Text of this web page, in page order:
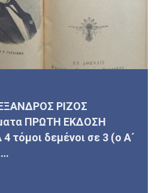
ΡΙΖΟΣ
ΠΡΩΤΗ ΕΚΔΟΣΗ
τόμοι δεμένοι σε 3 (ο Α´